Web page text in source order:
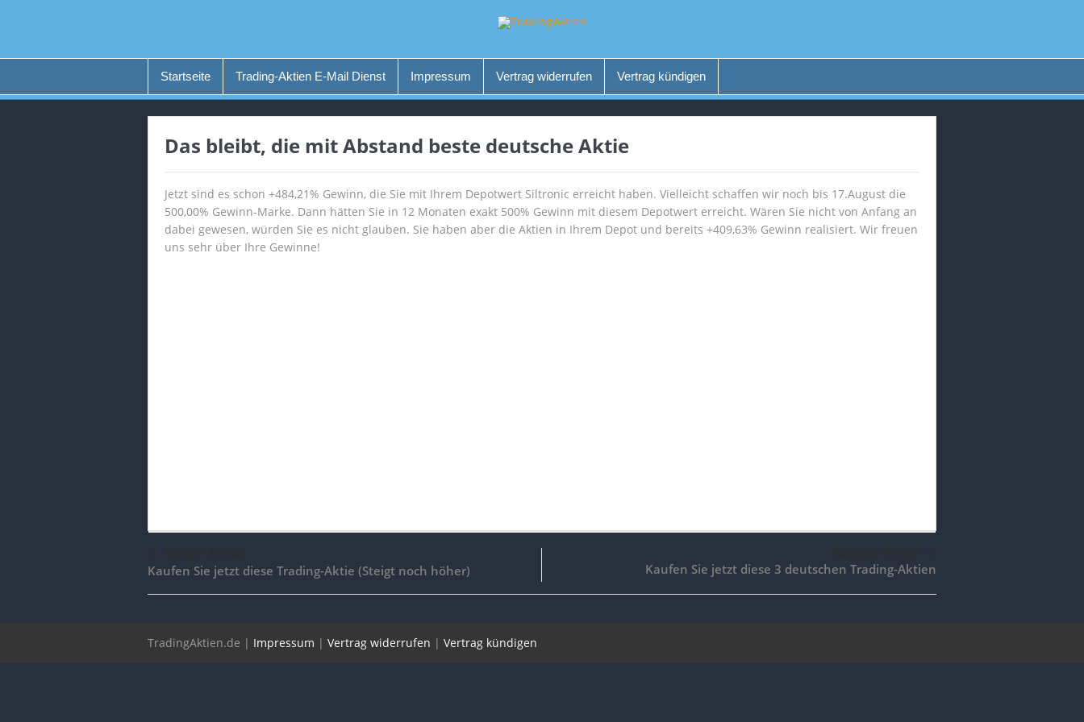
Startseite Trading-Aktien E-Mail Dienst Impressum Vertrag widerrufen Vertrag kündigen
Das bleibt, die mit Abstand beste deutsche Aktie
Jetzt sind es schon +484,21% Gewinn, die Sie mit Ihrem Depotwert Siltronic erreicht haben. Vielleicht schaffen wir noch bis 17.August die
500,00% Gewinn-Marke. Dann hätten Sie in 12 Monaten exakt 500% Gewinn mit diesem Depotwert erreicht. Wären Sie nicht von Anfang an
dabei gewesen, würden Sie es nicht glauben. Sie haben aber die Aktien in Ihrem Depot und bereits +409,63% Gewinn realisiert. Wir freuen
uns sehr über Ihre Gewinne!
Kaufen Sie jetzt diese Trading-Aktie (Steigt noch höher) Kaufen Sie jetzt diese 3 deutschen Trading-Aktien
TradingAktien.de | Impressum | Vertrag widerrufen | Vertrag kündigen